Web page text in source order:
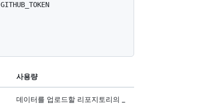
GITHUB_TOKEN
사용량
데이터를 업로드할 리포지토리의 _